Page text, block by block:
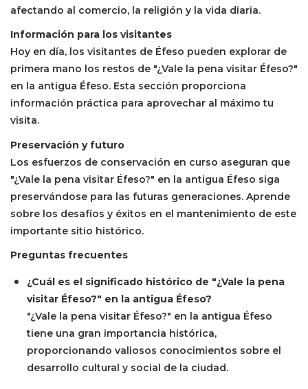
afectando al comercio, la religión y la vida diaria.
Información para los visitantes
Hoy en día, los visitantes de Éfeso pueden explorar de
primera mano los restos de "¿Vale la pena visitar Éfeso?"
en la antigua Éfeso. Esta sección proporciona
información práctica para aprovechar al máximo tu
visita.
Preservación y futuro
Los esfuerzos de conservación en curso aseguran que
"¿Vale la pena visitar Éfeso?" en la antigua Éfeso siga
preservándose para las futuras generaciones. Aprende
sobre los desafíos y éxitos en el mantenimiento de este
importante sitio histórico.
Preguntas frecuentes
¿Cuál es el significado histórico de "¿Vale la pena
visitar Éfeso?" en la antigua Éfeso?
"¿Vale la pena visitar Éfeso?" en la antigua Éfeso
tiene una gran importancia histórica,
proporcionando valiosos conocimientos sobre el
desarrollo cultural y social de la ciudad.